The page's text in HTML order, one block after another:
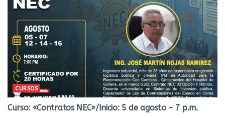
CURSOS
Curso: «Contratos NEC»/Inicio: 5 de agosto – 7 p.m.